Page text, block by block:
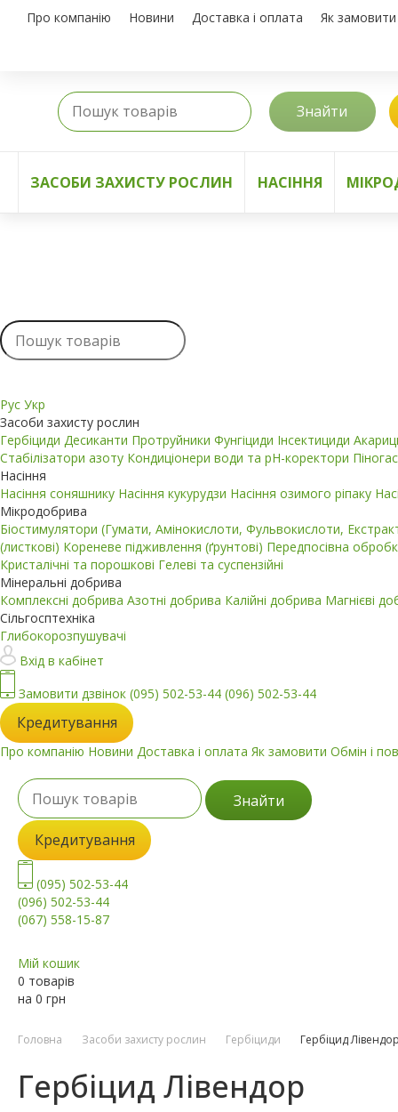
Про компанію Новини Доставка і оплата Як замовити
Знайти
ЗАСОБИ ЗАХИСТУ РОСЛИН НАСІННЯ
Рус Укр
Засоби захисту рослин
Гербіциди Десиканти Протруйники Фунгіциди Інсектициди
Стабілізатори азоту Кондиціонери води та pH-коректори
Насіння
Насіння соняшнику Насіння кукурудзи Насіння озимого ріпаку
Мікродобрива
Біостимулятори (Гумати, Амінокислоти, Фульвокислоти,
(листкові) Кореневе підживлення (ґрунтові) Передпосівна
Кристалічні та порошкові Гелеві та суспензійні
Мінеральні добрива
Комплексні добрива Азотні добрива Калійні добрива Магнієві
Сільгосптехніка
Глибокорозпушувачі
Вхід в кабінет
Замовити дзвінок (095) 502-53-44 (096) 502-53-44
Кредитування
Про компанію Новини Доставка і оплата Як замовити Обмін і
Знайти
Кредитування
(095) 502-53-44
(096) 502-53-44
(067) 558-15-87
Мій кошик
0 товарів
на 0 грн
Головна Засоби захисту рослин Гербіциди Гербіцид
Гербіцид Лівендор